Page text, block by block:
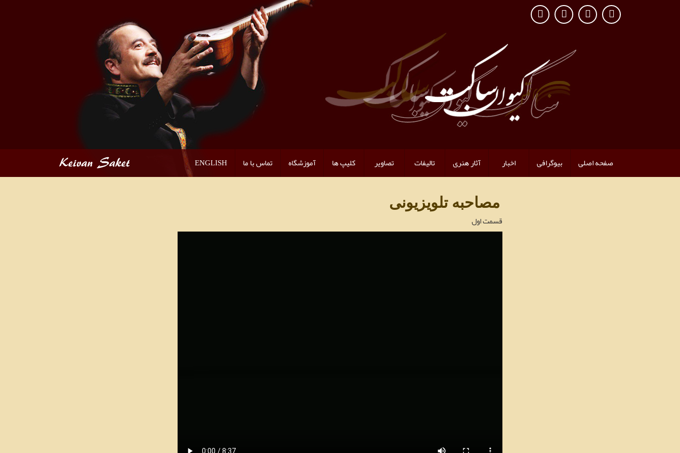
صفحه اصلی بیوگرافی اخبار آثار هنری تالیفات تصاویر کلیپ ها آموزشگاه تماس با ما ENGLISH
مصاحبه تلویزیونی
قسمت اول